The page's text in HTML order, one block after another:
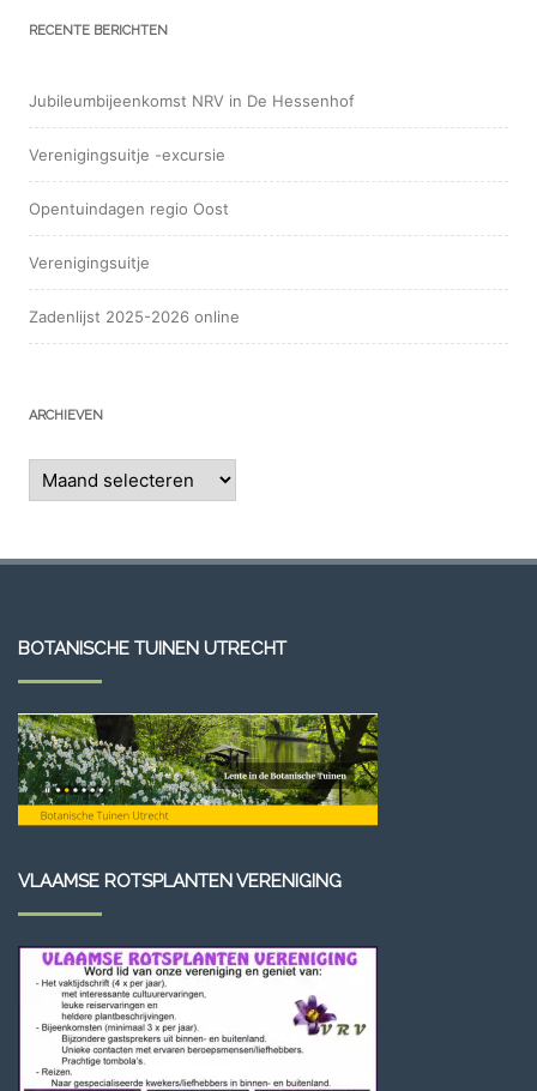
RECENTE BERICHTEN
Jubileumbijeenkomst NRV in De Hessenhof
Verenigingsuitje -excursie
Opentuindagen regio Oost
Verenigingsuitje
Zadenlijst 2025-2026 online
ARCHIEVEN
Archieven
BOTANISCHE TUINEN UTRECHT
VLAAMSE ROTSPLANTEN VERENIGING